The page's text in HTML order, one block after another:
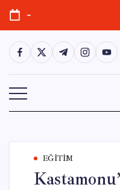
Skip
content
-
https://https://twitter.com/
https://t.me/
https://
EĞITIM